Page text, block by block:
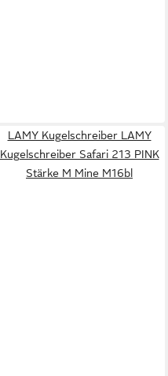
LAMY Kugelschreiber LAMY
Kugelschreiber Safari 213 PINK
Stärke M Mine M16bl